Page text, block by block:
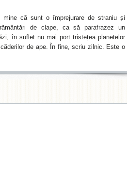
că sunt o împrejurare de straniu și
de clape, ca să parafrazez un
în suflet nu mai port tristețea planetelor
de ape. În fine, scriu zilnic. Este o